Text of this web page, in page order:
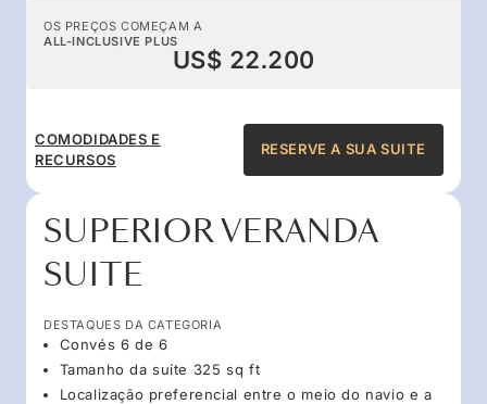
OS PREÇOS COMEÇAM A
ALL-INCLUSIVE PLUS
US$ 22.200
COMODIDADES E
RECURSOS
RESERVE A SUA SUITE
SUPERIOR VERANDA
SUITE
DESTAQUES DA CATEGORIA
Convés 6 de 6
Tamanho da suíte 325 sq ft
Localização preferencial entre o meio do navio e a